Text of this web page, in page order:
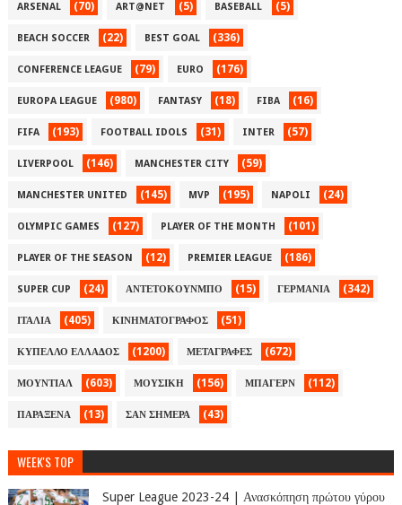
ARSENAL (70) ART@NET (5) BASEBALL (5)
BEACH SOCCER (22) BEST GOAL (336)
CONFERENCE LEAGUE (79) EURO (176)
EUROPA LEAGUE (980) FANTASY (18) FIBA (16)
FIFA (193) FOOTBALL IDOLS (31) INTER (57)
LIVERPOOL (146) MANCHESTER CITY (59)
MANCHESTER UNITED (145) MVP (195) NAPOLI (24)
OLYMPIC GAMES (127) PLAYER OF THE MONTH (101)
PLAYER OF THE SEASON (12) PREMIER LEAGUE (186)
SUPER CUP (24) ΑΝΤΕΤΟΚΟΥΝΜΠΟ (15) ΓΕΡΜΑΝΙΑ (342)
ΙΤΑΛΙΑ (405) ΚΙΝΗΜΑΤΟΓΡΑΦΟΣ (51)
ΚΥΠΕΛΛΟ ΕΛΛΑΔΟΣ (1200) ΜΕΤΑΓΡΑΦΕΣ (672)
ΜΟΥΝΤΙΑΛ (603) ΜΟΥΣΙΚΗ (156) ΜΠΑΓΕΡΝ (112)
ΠΑΡΑΞΕΝΑ (13) ΣΑΝ ΣΗΜΕΡΑ (43)
WEEK'S TOP
Super League 2023-24 | Ανασκόπηση πρώτου γύρου